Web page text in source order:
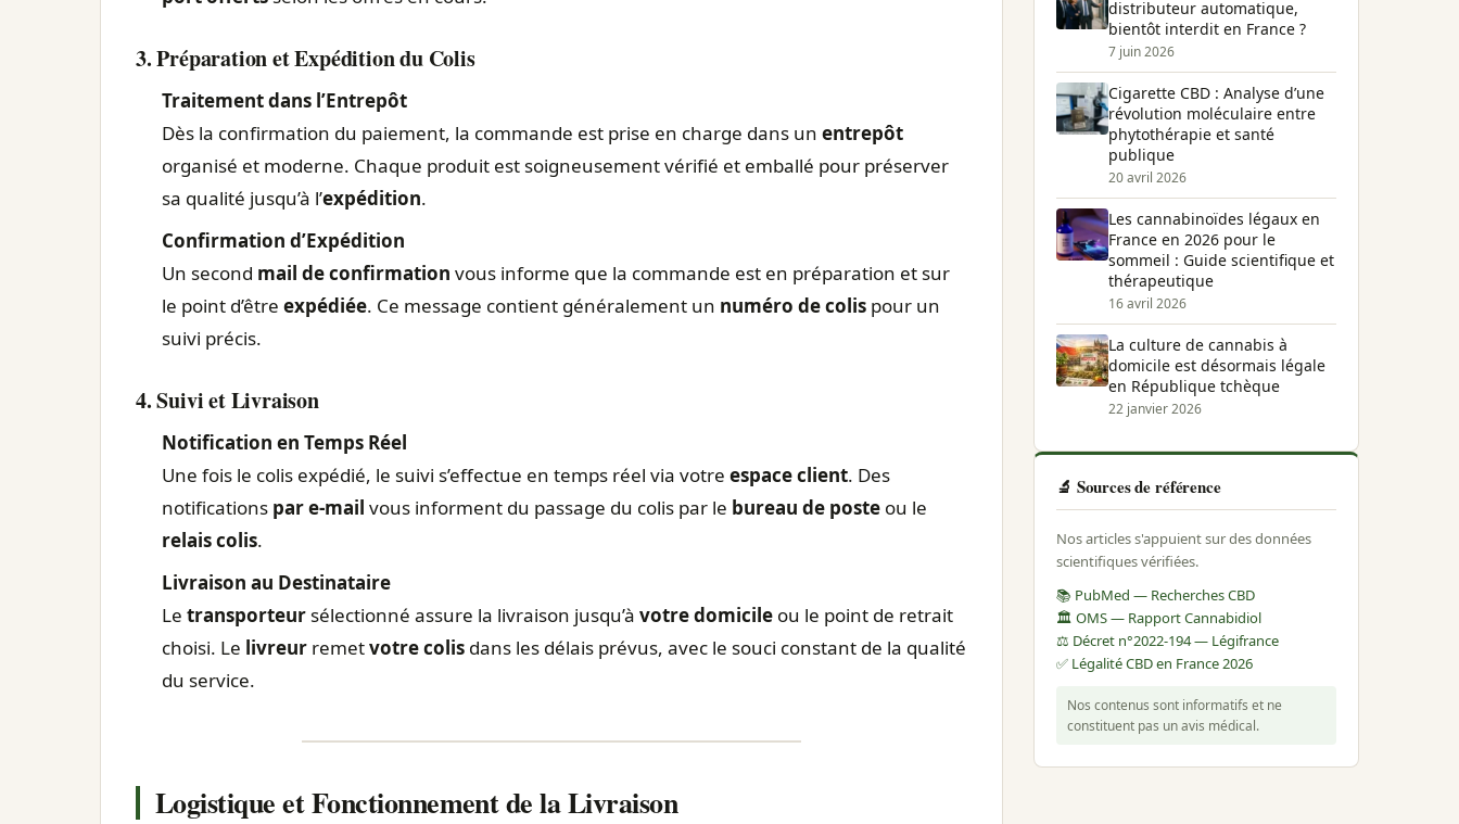
3. Préparation et Expédition du Colis
Traitement dans l’Entrepôt
Dès la confirmation du paiement, la commande est prise en charge dans un entrepôt
organisé et moderne. Chaque produit est soigneusement vérifié et emballé pour préserver
sa qualité jusqu’à l’expédition.
Confirmation d’Expédition
Un second mail de confirmation vous informe que la commande est en préparation et sur
le point d’être expédiée. Ce message contient généralement un numéro de colis pour un
suivi précis.
4. Suivi et Livraison
Notification en Temps Réel
Une fois le colis expédié, le suivi s’effectue en temps réel via votre espace client. Des
notifications par e-mail vous informent du passage du colis par le bureau de poste ou le
relais colis.
Livraison au Destinataire
Le transporteur sélectionné assure la livraison jusqu’à votre domicile ou le point de retrait
choisi. Le livreur remetvotre colis dans les délais prévus, avec le souci constant de la qualité
du service.
Logistique et Fonctionnement de la Livraison
distributeur automatique,
bientôt interdit en France ?
7 juin 2026
Cigarette CBD : Analyse d’une
révolution moléculaire entre
phytothérapie et santé
publique
20 avril 2026
Les cannabinoïdes légaux en
France en 2026 pour le
sommeil : Guide scientifique et
thérapeutique
16 avril 2026
La culture de cannabis à
domicile est désormais légale
en République tchèque
22 janvier 2026
🔬 Sources de référence
Nos articles s'appuient sur des données
scientifiques vérifiées.
📚 PubMed — Recherches CBD
🏛️ OMS — Rapport Cannabidiol
⚖️ Décret n°2022-194 — Légifrance
✅ Légalité CBD en France 2026
Nos contenus sont informatifs et ne
constituent pas un avis médical.